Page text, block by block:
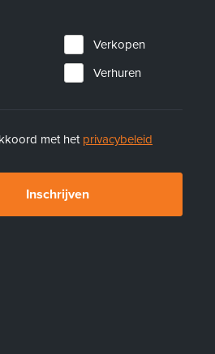
Verkopen
Verhuren
met het privacybeleid
Inschrijven